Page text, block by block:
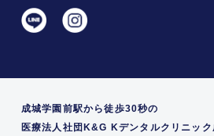
成城学園前駅から徒歩30秒の
医療法人社団K&G Kデンタルクリニック